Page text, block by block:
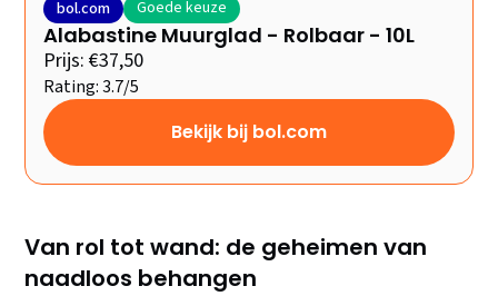
bol.com Goede keuze
Alabastine Muurglad - Rolbaar - 10L
Prijs: €37,50
Rating: 3.7/5
Bekijk bij bol.com
Van rol tot wand: de geheimen van
naadloos behangen